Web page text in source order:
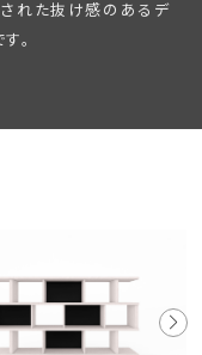
された抜け感のあるデ
。